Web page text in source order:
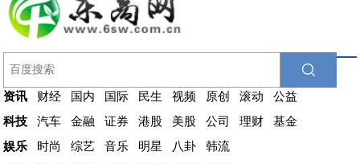
资讯 财经 国内 国际 民生 视频 原创 滚动
公益
科技
汽车 金融 证券 港股 美股 公司 理财
基金
娱乐
时尚 综艺 音乐 明星 八卦
韩流